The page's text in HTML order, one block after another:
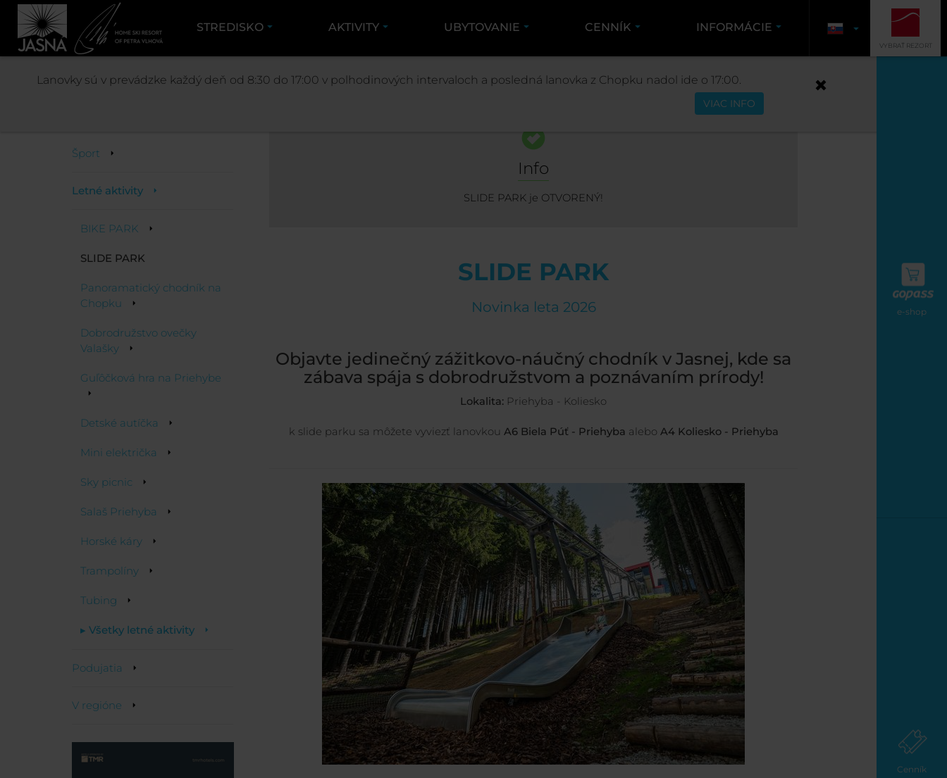
e-shop
Cenník
STREDISKO AKTIVITY UBYTOVANIE CENNÍK INFORMÁCIE
VYBRAŤ REZORT
AKTIVITY LETNÉ AKTIVITY SLIDE PARK
Šport
Letné aktivity
BIKE PARK
SLIDE PARK
Panoramatický chodník na
Chopku
Dobrodružstvo ovečky
Valašky
Guľôčková hra na Priehybe
Detské autíčka
Mini električka
Sky picnic
Salaš Priehyba
Horské káry
Trampolíny
Tubing
▸ Všetky letné aktivity
Podujatia
V regióne
Info
SLIDE PARK je OTVORENÝ!
SLIDE PARK
Novinka leta 2026
Objavte jedinečný zážitkovo-náučný chodník v Jasnej, kde sa
zábava spája s dobrodružstvom a poznávaním prírody!
Lokalita: Priehyba - Koliesko
k slide parku sa môžete vyviezť lanovkou A6 Biela Púť - Priehyba alebo A4 Koliesko - Priehyba
Lanovky sú v prevádzke každý deň od 8:30 do 17:00 v polhodinových intervaloch a posledná lanovka z Chopku nadol ide o 17:00.
VIAC INFO